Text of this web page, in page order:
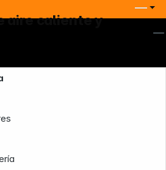
aire caliente y